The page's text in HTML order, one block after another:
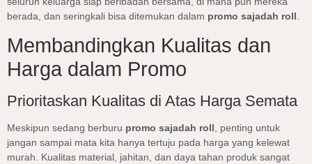
berada, dan seringkali bisa ditemukan dalam promo sajadah roll
Membandingkan Kualitas dan
Harga dalam Promo
Prioritaskan Kualitas di Atas Harga Semata
Meskipun sedang berburu promo sajadah roll , penting untuk
jangan sampai mata kita hanya tertuju pada harga yang kelewat
murah. Kualitas material, jahitan, dan daya tahan produk sangat